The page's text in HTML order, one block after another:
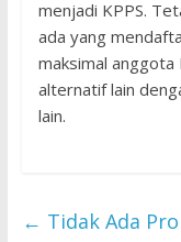
menjadi KPPS.
ada yang
maksimal anggota
alternatif lain
lain.
← Tidak Ada